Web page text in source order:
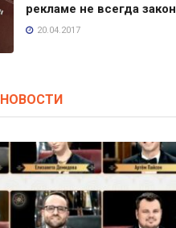
рекламе не всегда закон
20.04.2017
НОВОСТИ